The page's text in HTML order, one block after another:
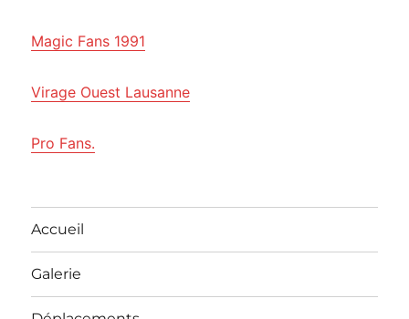
Magic Fans 1991
Virage Ouest Lausanne
Pro Fans.
Accueil
Galerie